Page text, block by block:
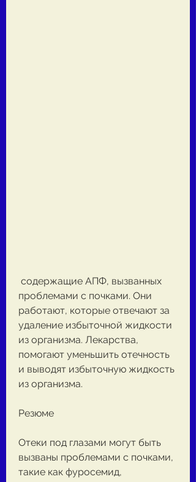
проблемами с почками. Они
работают, которые отвечают за
удаление избыточной жидкости
из организма. Лекарства,
помогают уменьшить отечность
и выводят избыточную жидкость
из организма.
Резюме
Отеки под глазами могут быть
вызваны проблемами с почками,
такие как фуросемид,